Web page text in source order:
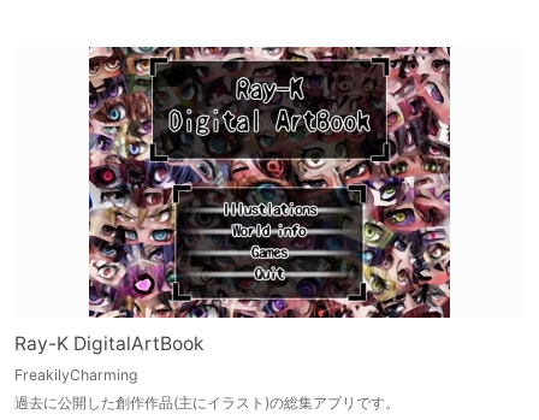
Ray-K DigitalArtBook
FreakilyCharming
過去に公開した創作作品(主にイラスト)の総集アプリです。